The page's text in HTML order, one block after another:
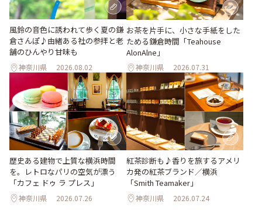
風鈴の音色に誘われて歩く夏の鎌
倉さんぽ♪由緒ある社の参拝と老
舗のひんやり甘味も
神奈川県 2026.08.02
お茶を片手に、小さな手紙をした
ためる鎌倉時間「Teahouse
AlonAlne」
神奈川県 2026.07.31
歴史ある建物で上質な横浜時間
を。レトロなパリの空気が漂う
「カフェ ドゥ ラ プレス」
神奈川県 2026.07.26
紅茶診断も♪香りを旅するアメリ
カ発の紅茶ブランド／横浜
「Smith Teamaker」
神奈川県 2026.07.24